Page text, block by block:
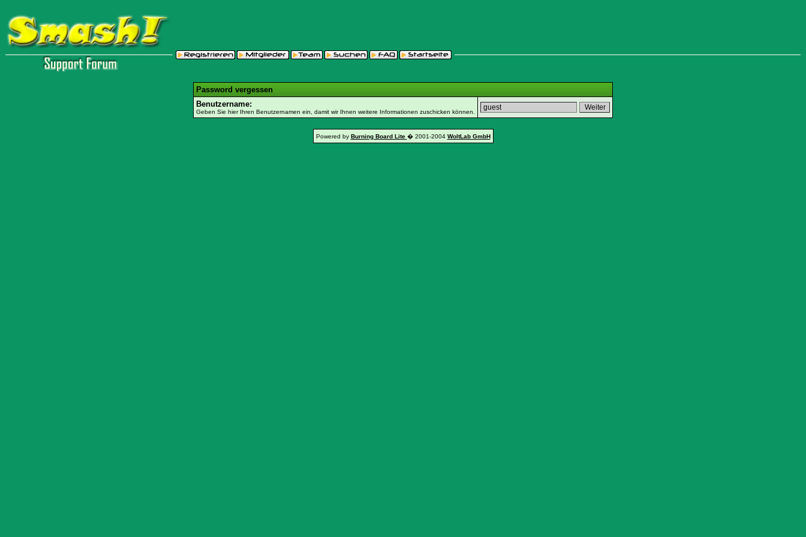
Password vergessen
Benutzername:
Geben Sie hier Ihren Benutzernamen ein, damit wir Ihnen weitere Informationen zuschicken können.
Powered by Burning Board Lite � 2001-2004 WoltLab GmbH